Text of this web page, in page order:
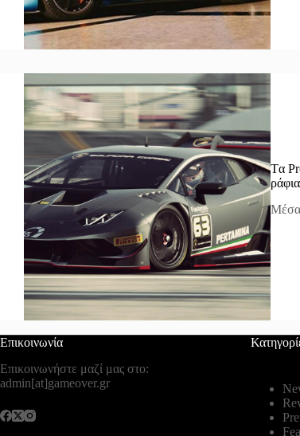
Tα
ράφια
Μέσα
Επικοινωνία
Επικοινωνήστε μαζί μας στο:
admin[at]gameover.gr